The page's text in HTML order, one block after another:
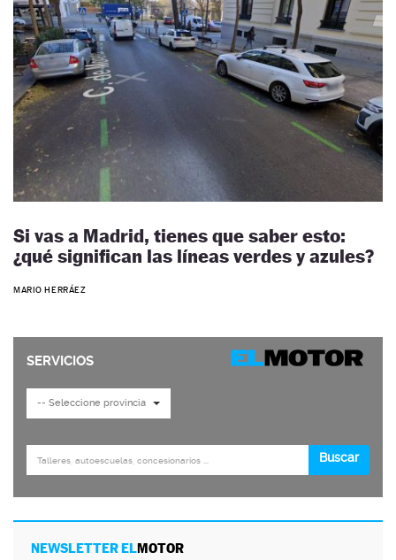
Si vas a Madrid, tienes que saber esto:
¿qué significan las líneas verdes y azules?
MARIO HERRÁEZ
NEWSLETTER ELMOTOR